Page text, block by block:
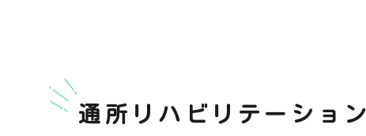
通所リハビリテーション